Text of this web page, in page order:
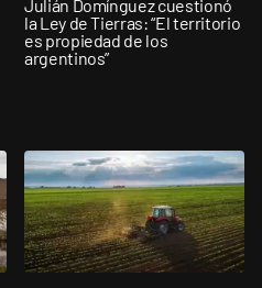
Julián Domínguez cuestionó
la Ley de Tierras: “El territorio
es propiedad de los
argentinos”